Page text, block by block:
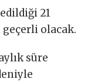
21
olacak.
süre